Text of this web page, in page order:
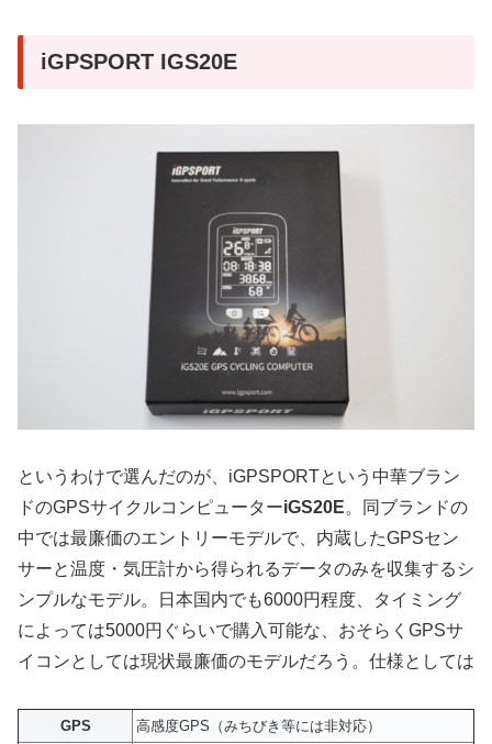
iGPSPORT IGS20E
というわけで選んだのが、iGPSPORTという中華ブラン
ドのGPSサイクルコンピューターiGS20E。同ブランドの
中では最廉価のエントリーモデルで、内蔵したGPSセン
サーと温度・気圧計から得られるデータのみを収集するシ
ンプルなモデル。日本国内でも6000円程度、タイミング
によっては5000円ぐらいで購入可能な、おそらくGPSサ
イコンとしては現状最廉価のモデルだろう。仕様としては
GPS
高感度GPS（みちびき等には非対応）